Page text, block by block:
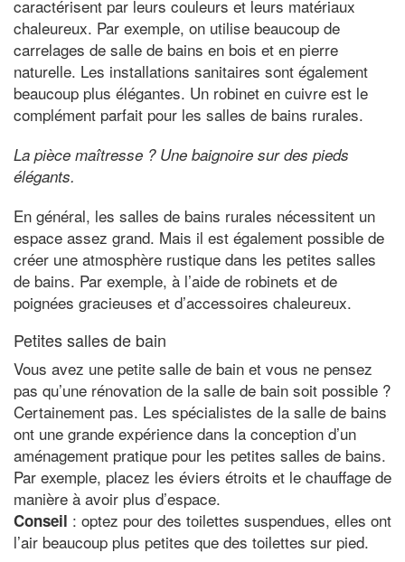
caractérisent par leurs couleurs et leurs matériaux
chaleureux. Par exemple, on utilise beaucoup de
carrelages de salle de bains en bois et en pierre
naturelle. Les installations sanitaires sont également
beaucoup plus élégantes. Un robinet en cuivre est le
complément parfait pour les salles de bains rurales.
La pièce maîtresse ? Une baignoire sur des pieds
élégants.
En général, les salles de bains rurales nécessitent un
espace assez grand. Mais il est également possible de
créer une atmosphère rustique dans les petites salles
de bains. Par exemple, à l’aide de robinets et de
poignées gracieuses et d’accessoires chaleureux.
Petites salles de bain
Vous avez une petite salle de bain et vous ne pensez
pas qu’une rénovation de la salle de bain soit possible ?
Certainement pas. Les spécialistes de la salle de bains
ont une grande expérience dans la conception d’un
aménagement pratique pour les petites salles de bains.
Par exemple, placez les éviers étroits et le chauffage de
manière à avoir plus d’espace.
Conseil : optez pour des toilettes suspendues, elles ont
l’air beaucoup plus petites que des toilettes sur pied.